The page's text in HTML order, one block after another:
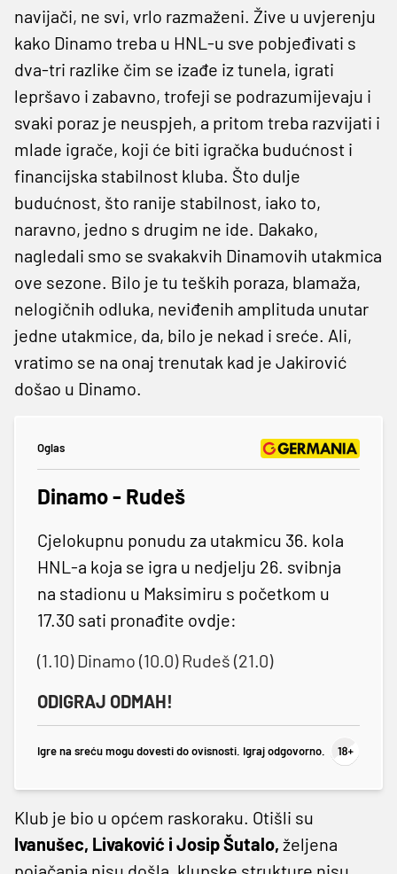
navijači, ne svi, vrlo razmaženi. Žive u uvjerenju
kako Dinamo treba u HNL-u sve pobjeđivati s
dva-tri razlike čim se izađe iz tunela, igrati
lepršavo i zabavno, trofeji se podrazumijevaju i
svaki poraz je neuspjeh, a pritom treba razvijati i
mlade igrače, koji će biti igračka budućnost i
financijska stabilnost kluba. Što dulje
budućnost, što ranije stabilnost, iako to,
naravno, jedno s drugim ne ide. Dakako,
nagledali smo se svakakvih Dinamovih utakmica
ove sezone. Bilo je tu teških poraza, blamaža,
nelogičnih odluka, neviđenih amplituda unutar
jedne utakmice, da, bilo je nekad i sreće. Ali,
vratimo se na onaj trenutak kad je Jakirović
došao u Dinamo.
Oglas
Dinamo - Rudeš
Cjelokupnu ponudu za utakmicu 36. kola
HNL-a koja se igra u nedjelju 26. svibnja
na stadionu u Maksimiru s početkom u
17.30 sati pronađite ovdje:
(1.10) Dinamo (10.0) Rudeš (21.0)
ODIGRAJ ODMAH!
Igre na sreću mogu dovesti do ovisnosti. Igraj odgovorno.
Klub je bio u općem raskoraku. Otišli su
Ivanušec, Livaković i Josip Šutalo, željena